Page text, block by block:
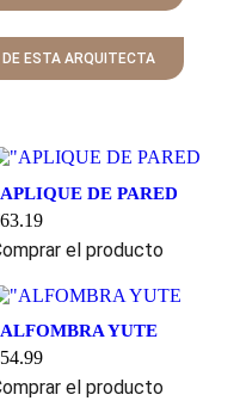
ESTA ARQUITECTA
DE PARED
63.19
el producto
YUTE
54.99
el producto